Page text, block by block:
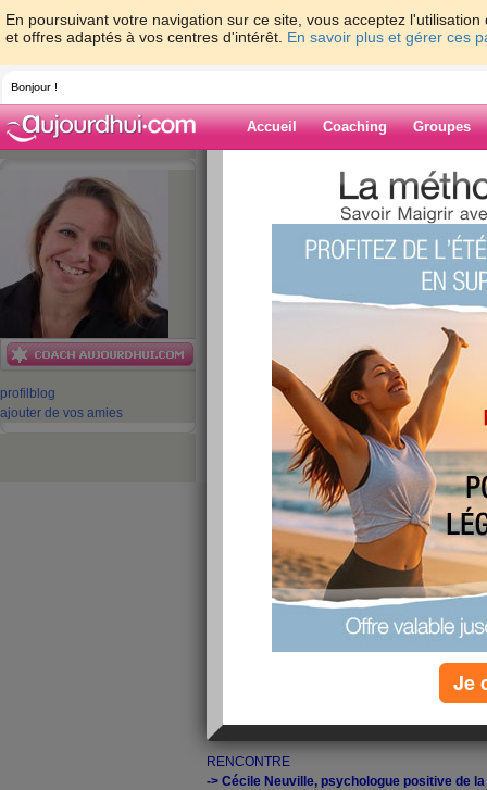
En poursuivant votre navigation sur ce site, vous acceptez
et offres adaptés à vos centres d'intérêt. En savoir plus et gérer ces
Bonjour !
Accueil Coaching Groupes
profil blog
ajouter de vos amies
> cecileneuville >
Blog de
"Faites Briller
Midi Libre !
publié le 09/11/2010 à 11:03
Aujourd'hui, je suis fière de moi car... un article
" est paru dans le QuotidienMidi
Portrait : Ces méthodes pour
RENCONTRE
-> Cécile Neuville, psychologue positive de
Je